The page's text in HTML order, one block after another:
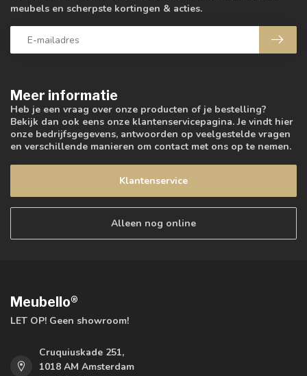
Meer informatie
Heb je een vraag over onze producten of je bestelling?
Bekijk dan ook eens onze klantenservicepagina. Je vindt hier
onze bedrijfsgegevens, antwoorden op veelgestelde vragen
en verschillende manieren om contact met ons op te nemen.
Klantenservice
Alleen nog online
meubels en scherpste kortingen & acties.
Meubello®
LET OP! Geen showroom!
Cruquiuskade 251,
1018 AM Amsterdam